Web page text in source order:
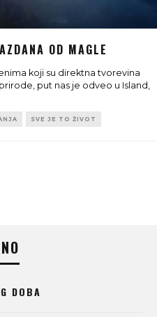
OD MAGLE
koji su direktna tvorevina
put nas je odveo u Island,
SVE JE TO ŽIVOT
DOBA